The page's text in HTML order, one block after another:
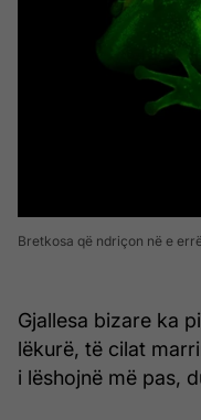
Bretkosa që ndriçon në e
Gjallesa bizare ka
lëkurë, të cilat
i lëshojnë më pas,